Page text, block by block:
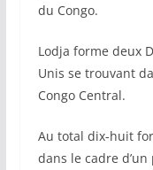
du Congo.
Lodja forme deux
Unis se trouvant
Congo Central.
Au total dix-huit
dans le cadre